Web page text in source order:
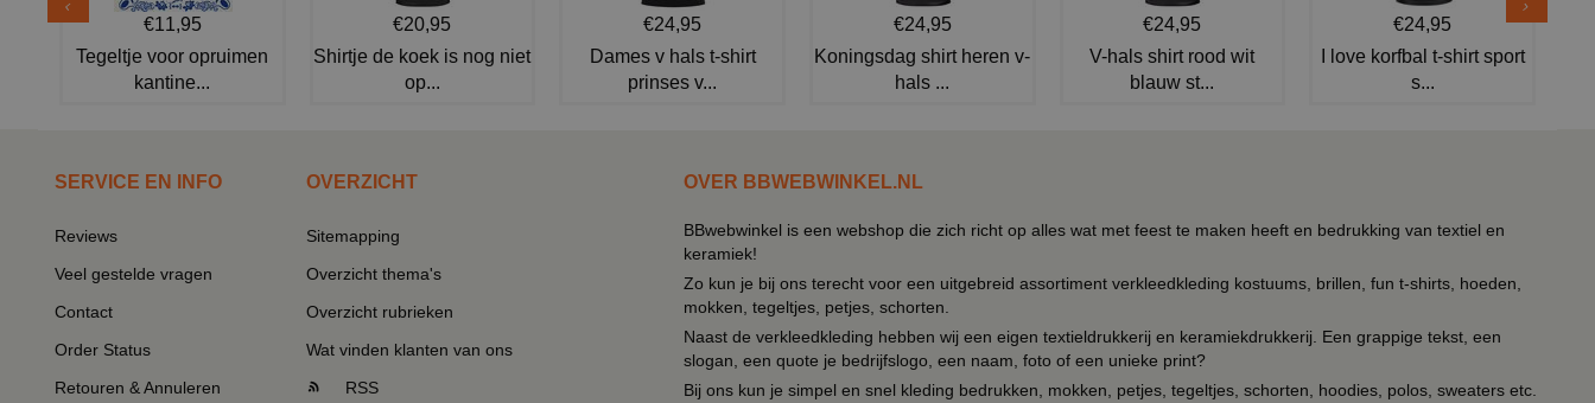
€11,95
Tegeltje voor opruimen
kantine...
€20,95
Shirtje de koek is nog niet
op...
€24,95
Dames v hals t-shirt
prinses v...
€24,95
Koningsdag shirt heren v-
hals ...
€24,95
V-hals shirt rood wit
blauw st...
€24,95
I love korfbal t-shirt sport
s...
SERVICE EN INFO
Reviews
Veel gestelde vragen
Contact
Order Status
Retouren & Annuleren
OVERZICHT
Sitemapping
Overzicht thema's
Overzicht rubrieken
Wat vinden klanten van ons
RSS
OVER BBWEBWINKEL.NL
BBwebwinkel is een webshop die zich richt op alles wat met feest te maken heeft en bedrukking van textiel en
keramiek!
Zo kun je bij ons terecht voor een uitgebreid assortiment verkleedkleding kostuums, brillen, fun t-shirts, hoeden,
mokken, tegeltjes, petjes, schorten.
Naast de verkleedkleding hebben wij een eigen textieldrukkerij en keramiekdrukkerij. Een grappige tekst, een
slogan, een quote je bedrijfslogo, een naam, foto of een unieke print?
Bij ons kun je simpel en snel kleding bedrukken, mokken, petjes, tegeltjes, schorten, hoodies, polos, sweaters etc.